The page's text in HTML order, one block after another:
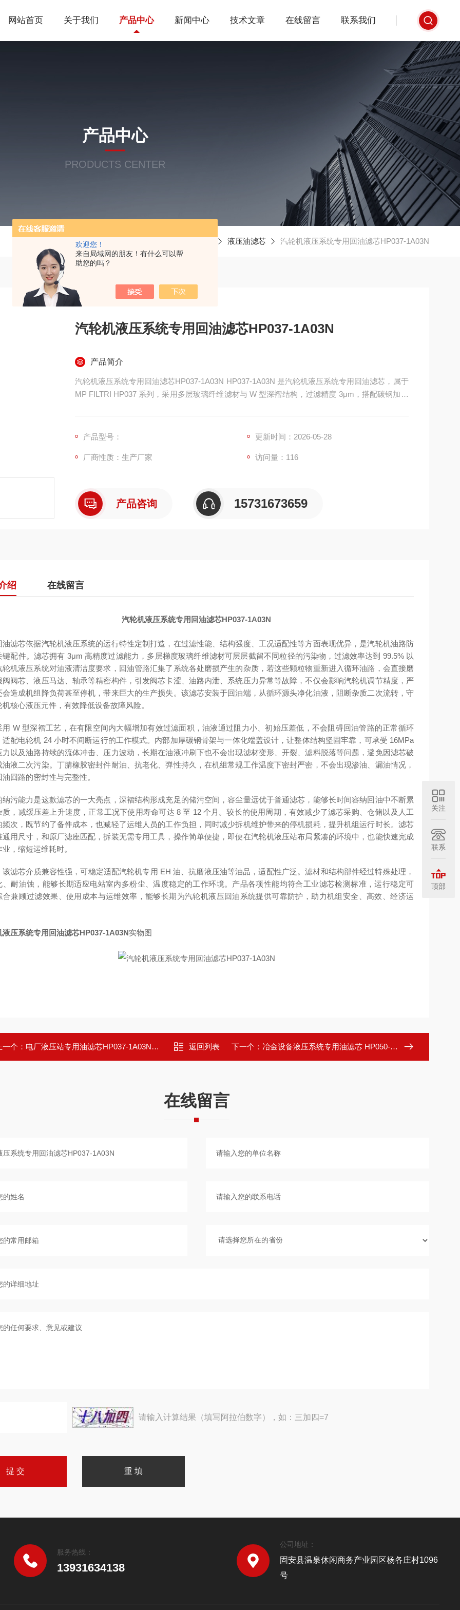
欢迎您！
来自局域网的朋友！有什么可以帮
助您的吗？
网站首页 关于我们 产品中心 新闻中心 技术文章 在线留言 联系我们
产品中心
PRODUCTS CENTER
当前位置： 液压油滤芯 汽轮机液压系统专用回油滤芯HP037-1A03N
汽轮机液压系统专用回油滤芯HP037-1A03N
产品简介
汽轮机液压系统专用回油滤芯HP037-1A03N HP037-1A03N 是汽轮机液压系统专用回油滤芯，属于
MP FILTRI HP037 系列，采用多层玻璃纤维滤材与 W 型深褶结构，过滤精度 3μm，搭配碳钢加固
产品型号：
更新时间：2026-05-28
厂商性质：生产厂家 访问量：116
产品咨询 15731673659
绍 在线留言
汽轮机液压系统专用回油滤芯HP037-1A03N
油滤芯依据汽轮机液压系统的运行特性定制打造，在过滤性能、结构强度、工况适配性等方面表现优异，是汽轮机油路防
键配件。滤芯拥有 3μm 高精度过滤能力，多层梯度玻璃纤维滤材可层层截留不同粒径的污染物，过滤效率达到 99.5% 以
轮机液压系统对油液清洁度要求，回油管路汇集了系统各处磨损产生的杂质，若这些颗粒物重新进入循环油路，会直接磨
阀阀芯、液压马达、轴承等精密构件，引发阀芯卡涩、油路内泄、系统压力异常等故障，不仅会影响汽轮机调节精度，严
会造成机组降负荷甚至停机，带来巨大的生产损失。该滤芯安装于回油端，从循环源头净化油液，阻断杂质二次流转，守
核心液压元件，有效降低设备故障风险。
用 W 型深褶工艺，在有限空间内大幅增加有效过滤面积，油液通过阻力小、初始压差低，不会阻碍回油管路的正常循环
适配电轮机 24 小时不间断运行的工作模式。内部加厚碳钢骨架与一体化端盖设计，让整体结构坚固牢靠，可承受 16MPa
力以及油路持续的流体冲击、压力波动，长期在油液冲刷下也不会出现滤材变形、开裂、滤料脱落等问题，避免因滤芯破
油液二次污染。丁腈橡胶密封件耐油、抗老化、弹性持久，在机组常规工作温度下密封严密，不会出现渗油、漏油情况，
回路的密封性与完整性。
纳污能力是这款滤芯的一大亮点，深褶结构形成充足的储污空间，容尘量远优于普通滤芯，能够长时间容纳回油中不断累
质，减缓压差上升速度，正常工况下使用寿命可达 8 至 12 个月。较长的使用周期，有效减少了滤芯采购、仓储以及人工
频次，既节约了备件成本，也减轻了运维人员的工作负担，同时减少拆机维护带来的停机损耗，提升机组运行时长。滤芯
通用尺寸，和原厂滤座匹配，拆装无需专用工具，操作简单便捷，即便在汽轮机液压站布局紧凑的环境中，也能快速完成
，缩短运维耗时。
该滤芯介质兼容性强，可稳定适配汽轮机专用 EH 油、抗磨液压油等油品，适配性广泛。滤材和结构部件经过特殊处理，
、耐油蚀，能够长期适应电站室内多粉尘、温度稳定的工作环境。产品各项性能均符合工业滤芯检测标准，运行稳定可
合兼顾过滤效果、使用成本与运维效率，能够长期为汽轮机液压回油系统提供可靠防护，助力机组安全、高效、经济运
液压系统专用回油滤芯HP037-1A03N实物图
一个： 电厂液压站专用油滤芯HP037-1A03N高效 返回列表 下一个： 冶金设备液压系统专用油滤芯 HP050-1A03AN
在线留言
请输入计算结果（填写阿拉伯数字），如：三加四=7
服务热线：
13931634138
公司地址：
固安县温泉休闲商务产业园区杨各庄村1096
号
关注
联系
顶部